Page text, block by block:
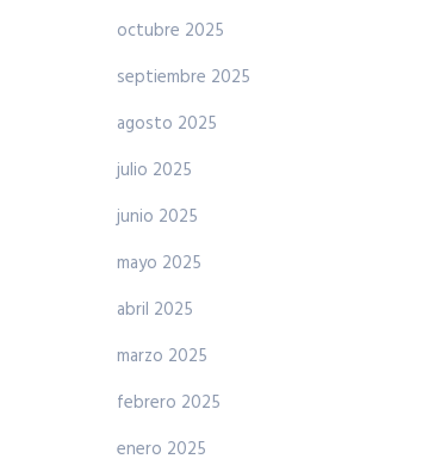
octubre 2025
septiembre 2025
agosto 2025
julio 2025
junio 2025
mayo 2025
abril 2025
marzo 2025
febrero 2025
enero 2025